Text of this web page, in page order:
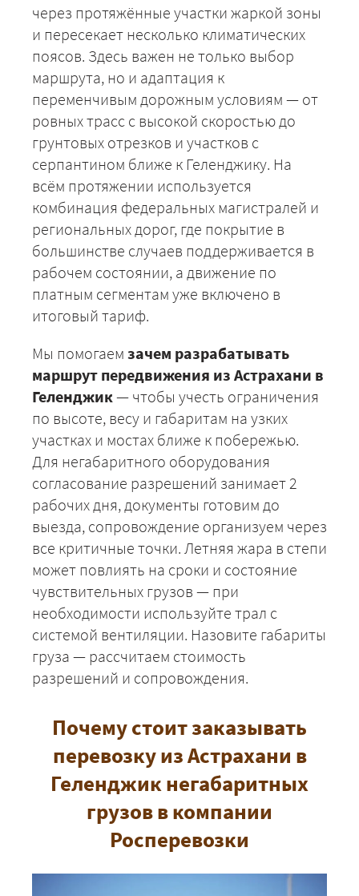
через протяжённые участки жаркой зоны
и пересекает несколько климатических
поясов. Здесь важен не только выбор
маршрута, но и адаптация к
переменчивым дорожным условиям — от
ровных трасс с высокой скоростью до
грунтовых отрезков и участков с
серпантином ближе к Геленджику. На
всём протяжении используется
комбинация федеральных магистралей и
региональных дорог, где покрытие в
большинстве случаев поддерживается в
рабочем состоянии, а движение по
платным сегментам уже включено в
итоговый тариф.
Мы помогаем зачем разрабатывать
маршрут передвижения из Астрахани в
Геленджик — чтобы учесть ограничения
по высоте, весу и габаритам на узких
участках и мостах ближе к побережью.
Для негабаритного оборудования
согласование разрешений занимает 2
рабочих дня, документы готовим до
выезда, сопровождение организуем через
все критичные точки. Летняя жара в степи
может повлиять на сроки и состояние
чувствительных грузов — при
необходимости используйте трал с
системой вентиляции. Назовите габариты
груза — рассчитаем стоимость
разрешений и сопровождения.
Почему стоит заказывать
перевозку из Астрахани в
Геленджик негабаритных
грузов в компании
Росперевозки
+7 (499) 520-05-23
ЗАКАЗАТЬ